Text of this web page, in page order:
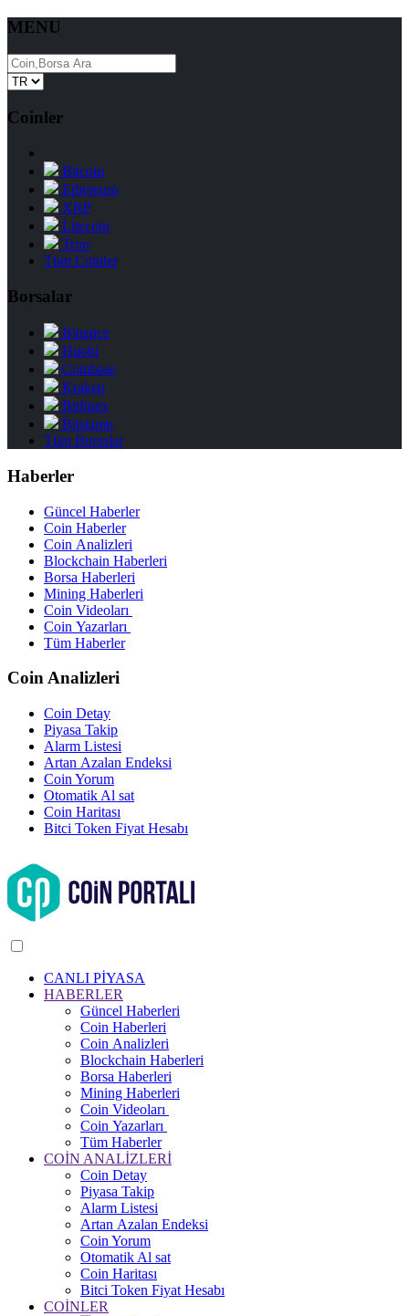
MENU
Coinler
Bitcoin
Ethereum
XRP
Litecoin
Tron
Tüm Coinler
Borsalar
Binance
Huobi
Coinbase
Kraken
Bitfinex
Bitstamp
Tüm Borsalar
Haberler
Güncel Haberler
Coin Haberler
Coin Analizleri
Blockchain Haberleri
Borsa Haberleri
Mining Haberleri
Coin Videoları
Coin Yazarları
Tüm Haberler
Coin Analizleri
Coin Detay
Piyasa Takip
Alarm Listesi
Artan Azalan Endeksi
Coin Yorum
Otomatik Al sat
Coin Haritası
Bitci Token Fiyat Hesabı
CANLI PİYASA
HABERLER
Güncel Haberleri
Coin Haberleri
Coin Analizleri
Blockchain Haberleri
Borsa Haberleri
Mining Haberleri
Coin Videoları
Coin Yazarları
Tüm Haberler
COİN ANALİZLERİ
Coin Detay
Piyasa Takip
Alarm Listesi
Artan Azalan Endeksi
Coin Yorum
Otomatik Al sat
Coin Haritası
Bitci Token Fiyat Hesabı
COİNLER